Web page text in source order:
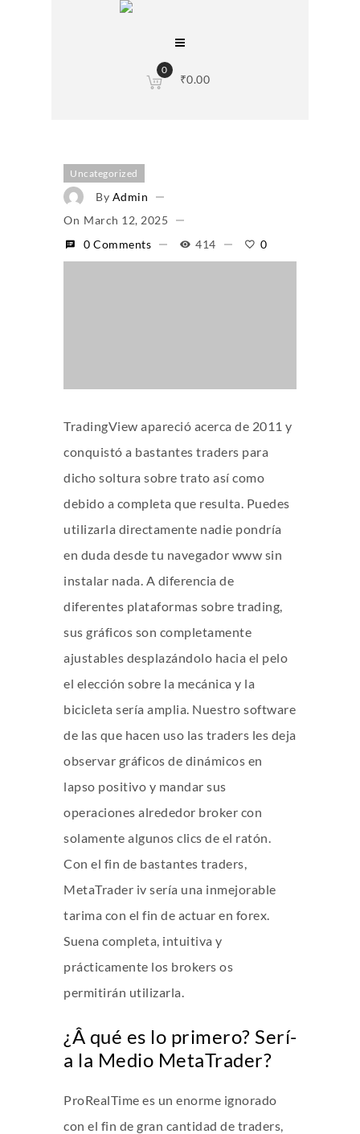
0
₹0.00
Uncategorized
By Admin
On March 12, 2025
0 Comments
414 0
TradingView apareció acerca de 2011 y
conquistó a bastantes traders para
dicho soltura sobre trato así­ como
debido a completa que resulta. Puedes
utilizarla directamente nadie pondrí­a
en duda desde tu navegador www sin
instalar nada. A diferencia de
diferentes plataformas sobre trading,
sus gráficos son completamente
ajustables desplazándolo hacia el pelo
el elección sobre la mecánica y la
bicicleta serí­a amplia. Nuestro software
de las que hacen uso las traders les deja
observar gráficos de dinámicos en
lapso positivo y mandar sus
operaciones alrededor broker con
solamente algunos clics de el ratón.
Con el fin de bastantes traders,
MetaTrader iv serí­a una inmejorable
tarima con el fin de actuar en forex.
Suena completa, intuitiva y
prácticamente los brokers os
permitirán utilizarla.
¿Â qué es lo primero? Serí­
a la Medio MetaTrader?
ProRealTime es un enorme ignorado
con el fin de gran cantidad de traders,